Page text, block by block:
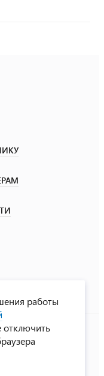
работы
отключить